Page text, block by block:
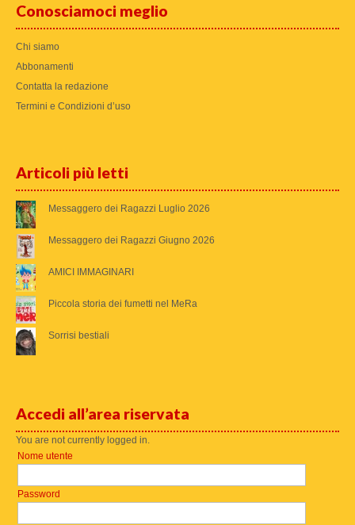
Conosciamoci meglio
Chi siamo
Abbonamenti
Contatta la redazione
Termini e Condizioni d’uso
Articoli più letti
Messaggero dei Ragazzi Luglio 2026
Messaggero dei Ragazzi Giugno 2026
AMICI IMMAGINARI
Piccola storia dei fumetti nel MeRa
Sorrisi bestiali
Accedi all’area riservata
You are not currently logged in.
Nome utente
Password